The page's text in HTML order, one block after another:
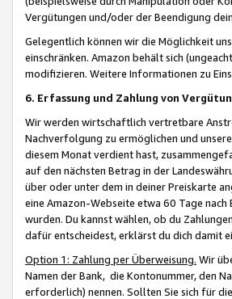
Vergütungen und/oder der Beendigung
Gelegentlich können wir die Möglichkeit
einschränken. Amazon behält sich
modifizieren. Weitere Informationen zu
6. Erfassung und Zahlung von
Wir werden wirtschaftlich vertretbare
Nachverfolgung zu ermöglichen und
diesem Monat verdient hast,
auf den nächsten Betrag in der
über oder unter dem in deiner Preiskarte
eine Amazon-Webseite etwa 60 Tage
wurden. Du kannst wählen, ob du
dafür entscheidest, erklärst du dich damit
Option 1: Zahlung per Überweisung. Wir
Namen der Bank, die Kontonummer, den
erforderlich) nennen. Sollten Sie sich für